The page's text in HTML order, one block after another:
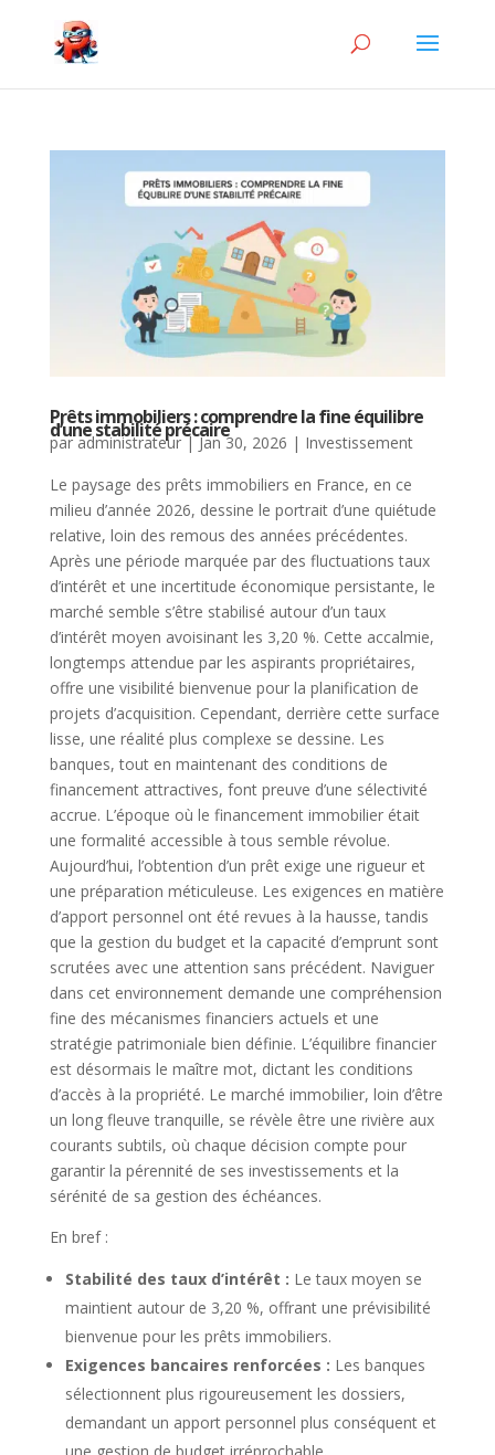
Prêts immobiliers : comprendre la fine équilibre
d’une stabilité précaire
paradministrateur|Jan 30, 2026 | Investissement
Le paysage des prêts immobiliers en France, en ce
milieu d’année 2026, dessine le portrait d’une quiétude
relative, loin des remous des années précédentes.
Après une période marquée par des fluctuations taux
d’intérêt et une incertitude économique persistante, le
marché semble s’être stabilisé autour d’un taux
d’intérêt moyen avoisinant les 3,20 %. Cette accalmie,
longtemps attendue par les aspirants propriétaires,
offre une visibilité bienvenue pour la planification de
projets d’acquisition. Cependant, derrière cette surface
lisse, une réalité plus complexe se dessine. Les
banques, tout en maintenant des conditions de
financement attractives, font preuve d’une sélectivité
accrue. L’époque où le financement immobilier était
une formalité accessible à tous semble révolue.
Aujourd’hui, l’obtention d’un prêt exige une rigueur et
une préparation méticuleuse. Les exigences en matière
d’apport personnel ont été revues à la hausse, tandis
que la gestion du budget et la capacité d’emprunt sont
scrutées avec une attention sans précédent. Naviguer
dans cet environnement demande une compréhension
fine des mécanismes financiers actuels et une
stratégie patrimoniale bien définie. L’équilibre financier
est désormais le maître mot, dictant les conditions
d’accès à la propriété. Le marché immobilier, loin d’être
un long fleuve tranquille, se révèle être une rivière aux
courants subtils, où chaque décision compte pour
garantir la pérennité de ses investissements et la
sérénité de sa gestion des échéances.
En bref :
Stabilité des taux d’intérêt : Le taux moyen se
maintient autour de 3,20 %, offrant une prévisibilité
bienvenue pour les prêts immobiliers.
Exigences bancaires renforcées : Les banques
sélectionnent plus rigoureusement les dossiers,
demandant un apport personnel plus conséquent et
une gestion de budget irréprochable.